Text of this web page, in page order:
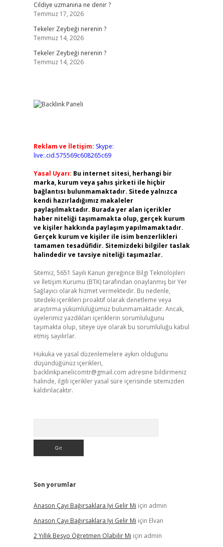
Cildiye uzmanına ne denir ?
Temmuz 17, 2026
Tekeler Zeybeği nerenin ?
Temmuz 14, 2026
Tekeler Zeybeği nerenin ?
Temmuz 14, 2026
Reklam ve İletişim: Skype:
live:.cid.575569c608265c69
Yasal Uyarı: Bu internet sitesi, herhangi bir
marka, kurum veya şahıs şirketi ile hiçbir
bağlantısı bulunmamaktadır. Sitede yalnızca
kendi hazırladığımız makaleler
paylaşılmaktadır. Burada yer alan içerikler
haber niteliği taşımamakta olup, gerçek kurum
ve kişiler hakkında paylaşım yapılmamaktadır.
Gerçek kurum ve kişiler ile isim benzerlikleri
tamamen tesadüfidir. Sitemizdeki bilgiler taslak
halindedir ve tavsiye niteliği taşımazlar.
Sitemiz, 5651 Sayılı Kanun gereğince Bilgi Teknolojileri
ve İletişim Kurumu (BTK) tarafından onaylanmış bir Yer
Sağlayıcı olarak hizmet vermektedir. Bu nedenle,
sitedeki içerikleri proaktif olarak denetleme veya
araştırma yükümlülüğümüz bulunmamaktadır. Ancak,
üyelerimiz yazdıkları içeriklerin sorumluluğunu
taşımakta olup, siteye üye olarak bu sorumluluğu kabul
etmiş sayılırlar.
Hukuka ve yasal düzenlemelere aykırı olduğunu
düşündüğünüz içerikleri,
backlinkpanelicomtr@gmail.com adresine bildirmeniz
halinde, ilgili içerikler yasal süre içerisinde sitemizden
kaldırılacaktır.
Son yorumlar
Anason Çayı Bağırsaklara Iyi Gelir Mi için admin
Anason Çayı Bağırsaklara Iyi Gelir Mi için Elvan
2 Yıllık Besyo Öğretmen Olabilir Mi için admin